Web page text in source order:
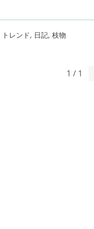
トレンド, 日記, 枝物
1 / 1